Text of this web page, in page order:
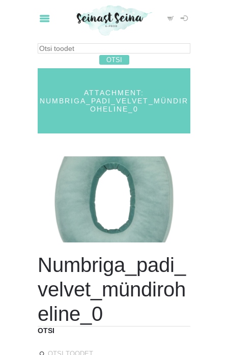
ATTACHMENT:
NUMBRIGA_PADI_VELVET_MÜNDIR
OHELINE_0
Numbriga_padi_
velvet_mündiroh
eline_0
OTSI